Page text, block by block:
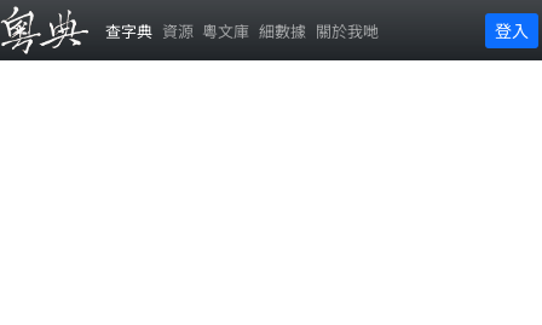
查字典 資源 粵文庫 細數據 關於我哋 登入